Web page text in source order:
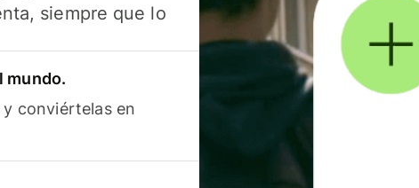
siempre que lo
mundo.
conviértelas en